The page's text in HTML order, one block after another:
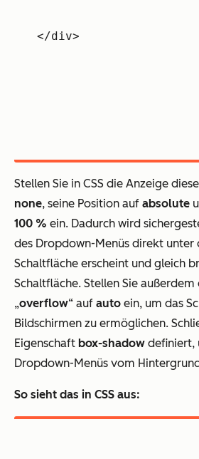
</div>
Stellen Sie in CSS die Anzeige
none, seine Position auf absolute
100 % ein. Dadurch wird
des Dropdown-Menüs direkt unter
Schaltfläche erscheint und gleich
Schaltfläche. Stellen Sie
„overflow“ auf auto ein, um das
Bildschirmen zu ermöglichen.
Eigenschaft box-shadow definiert,
Dropdown-Menüs vom
So sieht das in CSS aus: